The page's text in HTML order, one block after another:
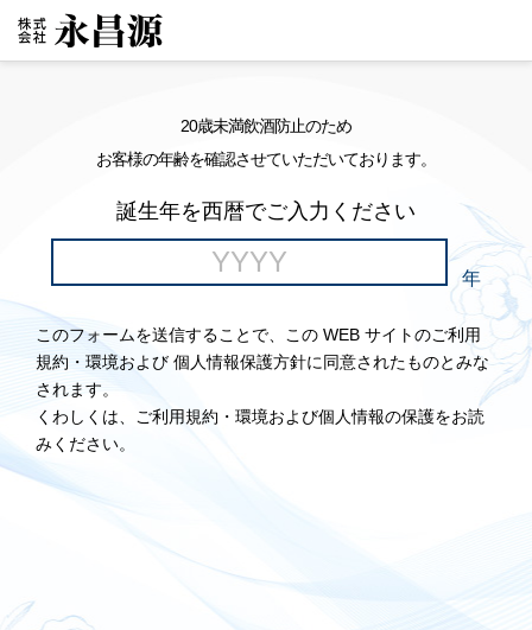
20歳未満飲酒防止のため
お客様の年齢を確認させていただいております。
誕生年を西暦でご入力ください
年
このフォームを送信することで、この WEB サイトのご利用
規約・環境および 個人情報保護方針に同意されたものとみな
されます。
くわしくは、ご利用規約・環境および個人情報の保護をお読
みください。